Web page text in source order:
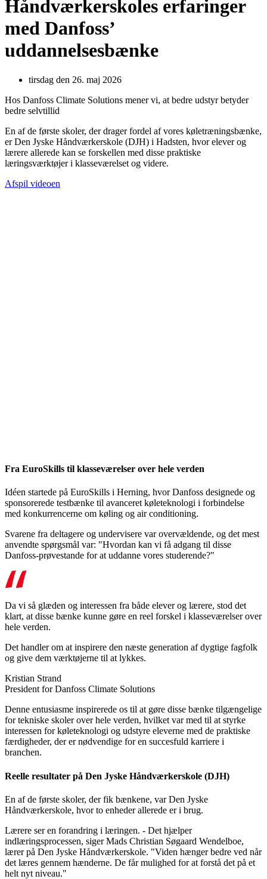
Håndværkerskoles erfaringer
med Danfoss’
uddannelsesbænke
tirsdag den 26. maj 2026
Hos Danfoss Climate Solutions mener vi, at bedre udstyr betyder
bedre selvtillid
En af de første skoler, der drager fordel af vores køletræningsbænke,
er Den Jyske Håndværkerskole (DJH) i Hadsten, hvor elever og
lærere allerede kan se forskellen med disse praktiske
læringsværktøjer i klasseværelset og videre.
Afspil videoen
Fra EuroSkills til klasseværelser over hele verden
Idéen startede på EuroSkills i Herning, hvor Danfoss designede og
sponsorerede testbænke til avanceret køleteknologi i forbindelse
med konkurrencerne om køling og air conditioning.
Svarene fra deltagere og undervisere var overvældende, og det mest
anvendte spørgsmål var: "Hvordan kan vi få adgang til disse
Danfoss-prøvestande for at uddanne vores studerende?"
Da vi så glæden og interessen fra både elever og lærere, stod det
klart, at disse bænke kunne gøre en reel forskel i klasseværelser over
hele verden.
Det handler om at inspirere den næste generation af dygtige fagfolk
og give dem værktøjerne til at lykkes.
Kristian Strand
President for Danfoss Climate Solutions
Denne entusiasme inspirerede os til at gøre disse bænke tilgængelige
for tekniske skoler over hele verden, hvilket var med til at styrke
interessen for køleteknologi og udstyre eleverne med de praktiske
færdigheder, der er nødvendige for en succesfuld karriere i
branchen.
Reelle resultater på Den Jyske Håndværkerskole (DJH)
En af de første skoler, der fik bænkene, var Den Jyske
Håndværkerskole, hvor to enheder allerede er i brug.
Lærere ser en forandring i læringen. - Det hjælper
indlæringsprocessen, siger Mads Christian Søgaard Wendelboe,
lærer på Den Jyske Håndværkerskole. "Viden hænger bedre ved når
det læres gennem hænderne. De får mulighed for at forstå det på et
helt nyt niveau."